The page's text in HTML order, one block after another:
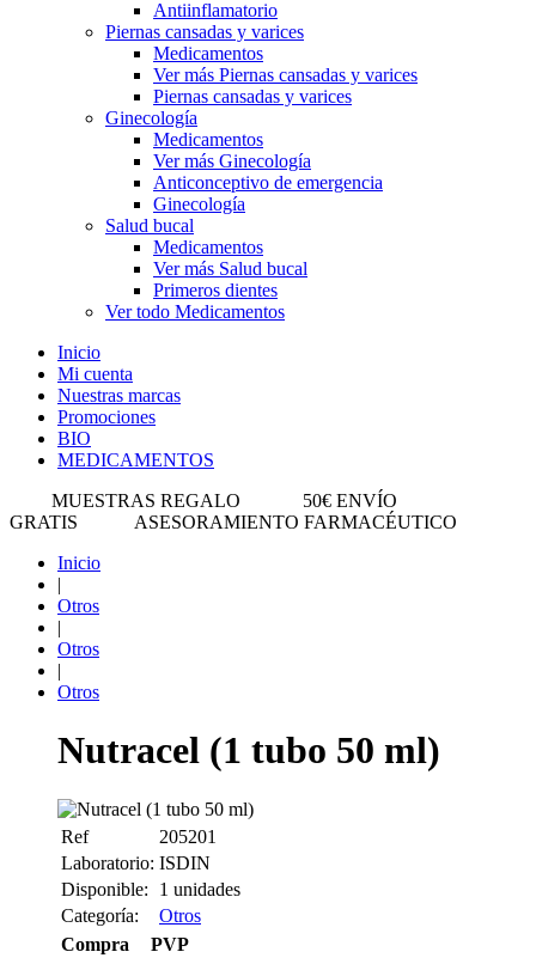
Antiinflamatorio
Piernas cansadas y varices
Medicamentos
Ver más Piernas cansadas y varices
Piernas cansadas y varices
Ginecología
Medicamentos
Ver más Ginecología
Anticonceptivo de emergencia
Ginecología
Salud bucal
Medicamentos
Ver más Salud bucal
Primeros dientes
Ver todo Medicamentos
Inicio
Mi cuenta
Nuestras marcas
Promociones
BIO
MEDICAMENTOS
MUESTRAS REGALO
50€ ENVÍO
GRATIS
ASESORAMIENTO FARMACÉUTICO
Inicio
|
Otros
|
Otros
|
Otros
Nutracel (1 tubo 50 ml)
Ref
205201
Laboratorio: ISDIN
Disponible:
1 unidades
Categoría:
Otros
Compra
PVP